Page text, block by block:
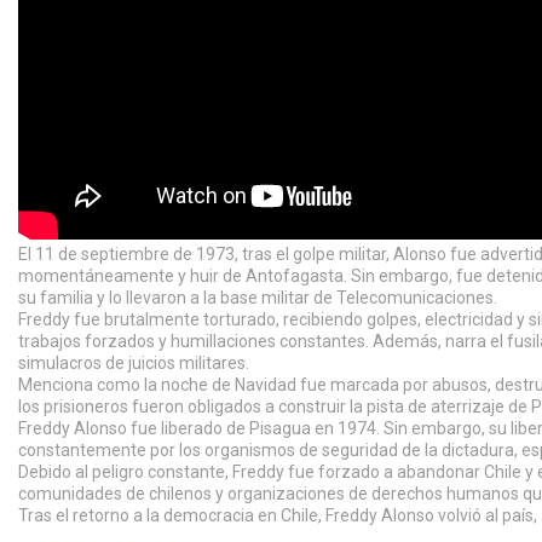
El 11 de septiembre de 1973, tras el golpe militar, Alonso fue
momentáneamente y huir de Antofagasta. Sin embargo, fue
su familia y lo llevaron a la base militar de Telecomunicaciones.
Freddy fue brutalmente torturado, recibiendo golpes, electricidad y
trabajos forzados y humillaciones constantes. Además, narra el
simulacros de juicios militares.
Menciona como la noche de Navidad fue marcada por abusos,
los prisioneros fueron obligados a construir la pista de aterrizaje de
Freddy Alonso fue liberado de Pisagua en 1974. Sin embargo, su
constantemente por los organismos de seguridad de la dictadura,
Debido al peligro constante, Freddy fue forzado a abandonar Chile
comunidades de chilenos y organizaciones de derechos humanos
Tras el retorno a la democracia en Chile, Freddy Alonso volvió al